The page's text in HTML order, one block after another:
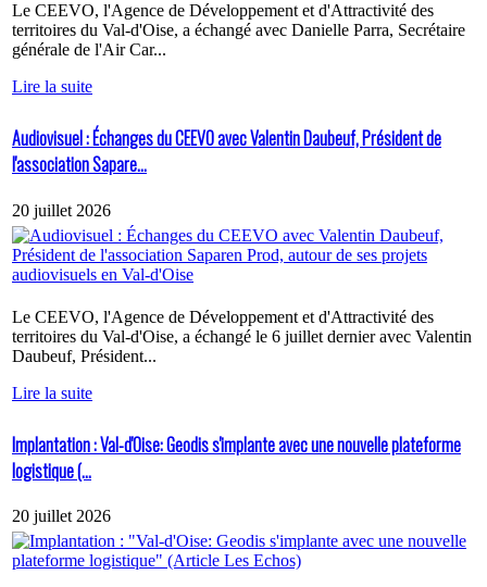
Le CEEVO, l'Agence de Développement et d'Attractivité des
territoires du Val-d'Oise, a échangé avec Danielle Parra, Secrétaire
générale de l'Air Car...
Lire la suite
Audiovisuel : Échanges du CEEVO avec Valentin Daubeuf, Président de
l'association Sapare...
20 juillet 2026
Le CEEVO, l'Agence de Développement et d'Attractivité des
territoires du Val-d'Oise, a échangé le 6 juillet dernier avec Valentin
Daubeuf, Président...
Lire la suite
Implantation : Val-d'Oise: Geodis s'implante avec une nouvelle plateforme
logistique (...
20 juillet 2026